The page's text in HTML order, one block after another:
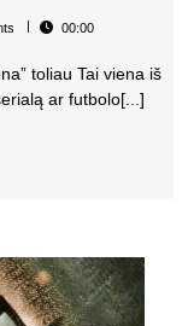
Ekranas
Bet
Ką
Daryti
00:00
ar futbolo[...]